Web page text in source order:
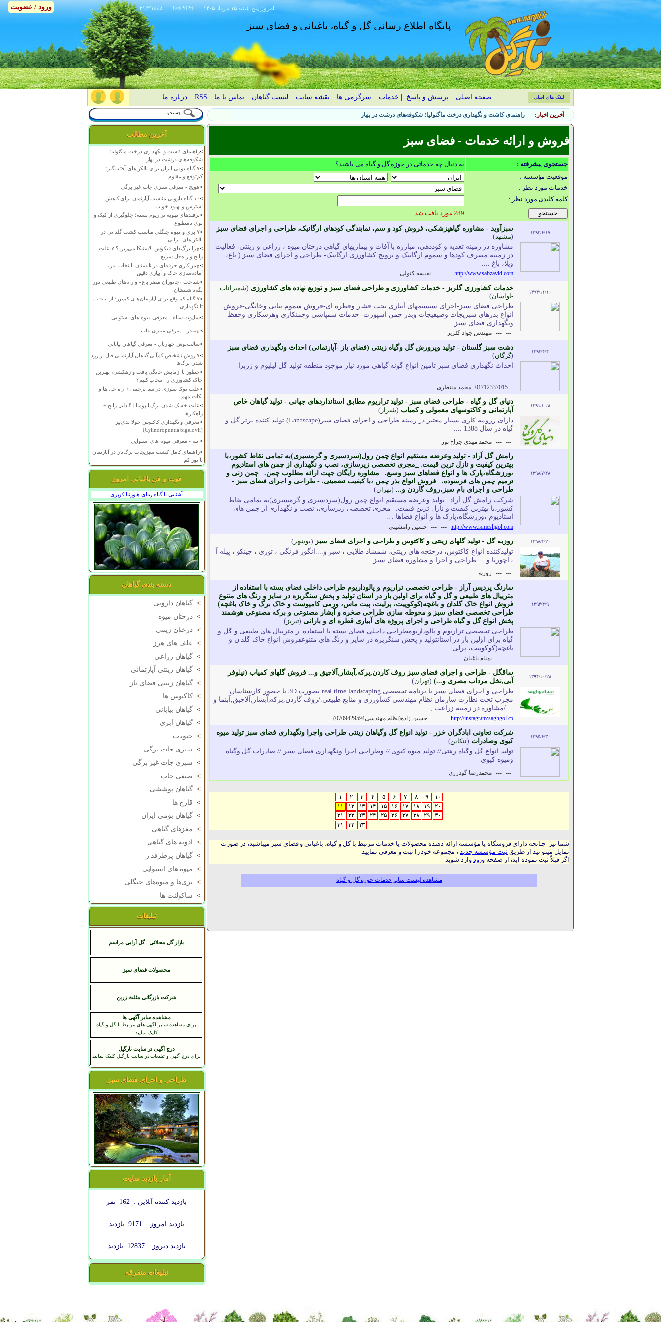
٢١/٢/١٤٤٨ --- 8/6/2026 --- ۱۴۰۵ پنج شنبه ۱۵ مرداد امروز
پایگاه اطلاع رسانی گل و گیاه، باغبانی و فضای سبز
صفحه اصلی پرسش و پاسخ خدمات سرگرمی ها نقشه سایت لیست گیاهان |تماس با ما RSS
|درباره ما لینک های اصلی
آخرین اخبار: راهنمای کاشت و نگهداری درخت ماگنولیا؛ شکوفه‌های درشت در بهار
آخرین مطالب
>راهنمای کاشت و نگهداری درخت ماگنولیا؛
شکوفه‌های درشت در بهار
>
۷ گیاه بومی ایران برای بالکن‌های آفتاب‌گیر؛
کم‌توقع و مقاوم
>هویج - معرفی سبزی جات غیر برگی
>
۱۰ گیاه دارویی مناسب آپارتمان برای کاهش
استرس و بهبود خواب
>ترفندهای تهویه تراریوم بسته؛ جلوگیری از کپک و
بوی نامطبوع
>
۷ بری و میوه جنگلی مناسب کشت گلدانی در
بالکن‌های ایرانی
>
چرا برگ‌های فیکوس الاستیکا می‌ریزد؟ ۷ علت
رایج و راه‌حل سریع
>چمن‌کاری حرفه‌ای در تابستان: انتخاب بذر،
آماده‌سازی خاک و آبیاری دقیق
>شناخت «جانوران مضر باغ» و راه‌های طبیعی دور
نگه‌داشتنشان
>
۷ گیاه کم‌توقع برای آپارتمان‌های کم‌نور؛ از انتخاب
تا نگهداری
>ساپوت سیاه - معرفی میوه های استوایی
>چغندر - معرفی سبزی جات
>سالت‌بوش چهاربال - معرفی گیاهان بیابانی
>
۷ روش تشخیص کم‌آبی گیاهان آپارتمانی قبل از زرد
شدن برگ‌ها
>چطور با آزمایش خانگی بافت و زهکشی، بهترین
خاک کشاورزی را انتخاب کنیم؟
>علت نوک سوزی دراسنا پرچمی + راه حل ها و
نکات مهم
>
علت خشک شدن برگ ایپومیا | 8 دلیل رایج +
راهکارها
>معرفی و نگهداری کاکتوس چولا تدی‌بیر
(Cylindropuntia bigelovii)
>انبه - معرفی میوه های استوایی
>راهنمای کامل کشت سبزیجات برگ‌دار در آپارتمان
با نور کم
فوت و فن باغبانی امروز
آشنایی با گیاه زیبای هاورتیا کوپری
دسته بندی گیاهان
> گیاهان دارویی
> درختان میوه
> درختان زینتی
> علف های هرز
> گیاهان زراعی
> گیاهان زینتی آپارتمانی
> گیاهان زینتی فضای باز
> کاکتوس ها
> گیاهان بیابانی
> گیاهان آبزی
> حبوبات
> سبزی جات برگی
> سبزی جات غیر برگی
> صیفی جات
> گیاهان پوششی
> قارچ ها
> گیاهان بومی ایران
> مغزهای گیاهی
>
ادویه های گیاهی
> گیاهان پرطرفدار
> میوه های استوایی
> بری‌ها و میوه‌های جنگلی
> ساکولنت ها
تبلیغات
بازار گل محلاتی - گل آرایی مراسم
محصولات فضای سبز
شرکت بازرگانی مثلث زرین
مشاهده سایر آگهی ها
برای مشاهده سایر آگهی های مرتبط با گل و گیاه
کلیک نمایید
درج آگهی در سایت نارگیل
برای درج آگهی و تبلیغات در سایت نارگیل کلیک نمایید
طراحی و اجرای فضای سبز
آمار بازدید سایت
بازدید کننده آنلاین : 162 نفر
بازدید امروز : 9171 بازدید
بازدید دیروز : 12837 بازدید
تبلیغات متفرقه
فروش و ارائه خدمات - فضای سبز
جستجوی پیشرفته :
به دنبال چه خدماتی در حوزه گل و گیاه می باشید؟
موقعیت مؤسسه :
خدمات مورد نظر :
کلمه کلیدی مورد نظر :
289 مورد یافت شد
۱۳۹۳/۶/۱۷
سبزآوید - مشاوره گیاهپزشکی، فروش کود و سم، نمایندگی کودهای ارگانیک، طراحی و اجرای فضای سبز
(مشهد)
مشاوره در زمینه تغذیه و کوددهی، مبارزه با آفات و بیماریهای گیاهی درختان میوه ، زراعی و زینتی- فعالیت
در زمینه مصرف کودها و سموم ارگانیک و ترویج کشاورزی ارگانیک- طراحی و اجرای فضای سبز ( باغ،
ویلا، باغ ....
http://www.sabzavid.com
---
--- نفیسه کتولی
۱۳۹۳/۱۱/۱۰
خدمات کشاورزی گلریز - خدمات کشاورزی و طراحی فضای سبز و توزیع نهاده های کشاورزی (شمیرانات
-لواسان)
طراحی فضای سبز-اجرای سیستمهای آبیاری تحت فشار وقطره ای-فروش سموم نباتی وخانگی-فروش
انواع بذرهای سبزیجات وصیفیجات وبذر چمن اسپورت- خدمات سمپاشی وچمنکاری وهرسکاری وحفظ
ونگهداری فضای سبز
---
--- مهندس جواد گلریز
۱۳۹۲/۴/۴
دشت سبز گلستان - تولید وپرورش گل وگیاه زینتی (فضای باز -آپارتمانی) احداث ونگهداری فضای سبز
(گرگان)
احداث نگهداری فضای سبز تامین انواع گونه گیاهی مورد نیاز موجود منطقه تولید گل لیلیوم و ژربرا
01712337015 محمد منتظری
۱۳۹۱/۱۰/۸
دنیای گل و گیاه - طراحی فضای سبز - تولید تراریوم مطابق استانداردهای جهانی - تولید گیاهان خاص
آپارتمانی و کاکتوسهای معمولی و کمیاب (شیراز )
دارای رزومه کاری بسیار معتبر در زمینه طراحی و اجرای فضای سبز(Landscape) تولید کننده برتر گل و
گیاه در سال 1388 ....
---
--- محمد مهدی جراح پور
۱۳۹۸/۷/۲۸
رامش گل آراد - تولید وعرضه مستقیم انواع چمن رول(سردسیری و گرمسیری)به تمامی نقاط کشور،با
بهترین کیفیت و نازل ترین قیمت. _مجری تخصصی زیرسازی، نصب و نگهداری از چمن های استادیوم
،ورزشگاه،پارک ها و انواع فضاهای سبز وسیع. _مشاوره رایگان جهت ارائه مطلوب چمن. _چمن زنی و
ترمیم چمن های فرسوده. _فروش انواع بذر چمن ،با کیفیت تضمینی. - طراحی و اجرای فضای سبز -
طراحی و اجرای بام سبز،روف گاردن و... (تهران)
شرکت رامش گل آراد _تولید وعرضه مستقیم انواع چمن رول(سردسیری و گرمسیری)به تمامی نقاط
کشور،با بهترین کیفیت و نازل ترین قیمت. _مجری تخصصی زیرسازی، نصب و نگهداری از چمن های
استادیوم ،ورزشگاه،پارک ها و انواع فضاها ....
http://www.rameshgol.com
---
--- حسین رامشینی
۱۳۹۸/۴/۲۰ روزبه گل - تولید گلهای زینتی و کاکتوس و طراحی و اجرای فضای سبز (نوشهر )
تولیدکننده انواع کاکتوس، درختچه های زینتی، شمشاد طلایی ، سبز و....انگور فرنگی ، توری ، جینکو ، پیله آ
، اچوریا و.... طراحی و اجرا و مشاوره فضای سبز
---
--- روزبه
۱۳۹۴/۴/۹
سارنگ پردیس آراز - طراحی تخصصی تراریوم و پالوداریوم طراحی داخلی فضای بسته با استفاده از
مترییال های طبیعی و گل و گیاه برای اولین بار در استان تولید و پخش سنگریزه در سایز و رنگ های متنوع
فروش انواع خاک گلدان و باغچه(کوکوپیت، پرلیت، پیت ماس، ورمی کامپوست و خاک برگ و خاک باغچه)
طراحی تخصصی فضای سبز و محوطه سازی طراحی صخره و آبشار مصنوعی و برکه مصنوعی هوشمند
پخش انواع گل و گیاه طراحی و اجرای پروژه های آبیاری قطره ای و بارانی (تبریز )
طراحی تخصصی تراریوم و پالوداریومطراحی داخلی فضای بسته با استفاده از مترییال های طبیعی و گل و
گیاه برای اولین بار در استانتولید و پخش سنگریزه در سایز و رنگ های متنوعفروش انواع خاک گلدان و
باغچه(کوکوپیت، پرلی ....
---
--- بهنام باغبان
۱۳۹۴/۱۰/۲۸
ساقگل - طراحی و اجرای فضای سبز روف کاردن,برکه,آبشار,آلاچیق و... فروش گلهای کمیاب (نیلوفر
آبی,نخل مرداب مصری و...) (تهران)
طراحی و اجرای فضای سبز با برنامه تخصصی real time landscaping بصورت 3D با حضور کارشناسان
مجرب تحت نظارت سازمان نظام مهندسی کشاورزی و منابع طبیعی./روف گاردن,برکه,آبشار,آلاچیق,آبنما و
... /مشاوره در زمینه زراعت , ....
http://instagram:saghgol.co
---
--- حسین زاده(نظام مهندسی0709429594)
۱۳۹۵/۶/۳۰
شرکت تعاونی ابادگران خزر - تولید انواع گل وگیاهان زینتی طراحی واجرا ونگهداری فضای سبز تولید میوه
کیوی وصادرات (تنکابن)
تولید انواع گل وگیاه زینتی// تولید میوه کیوی // وطراحی اجرا ونگهداری فضای سبز // صادرات گل وگیاه
ومیوه کیوی
---
--- محمدرضا گودرزی
۱ ۲ ۳ ۴ ۵ ۶ ۷ ۸ ۹
۱۰
۱۱
۱۲ ۱۳ ۱۴ ۱۵ ۱۶ ۱۷ ۱۸ ۱۹
۲۰
۲۱
۲۲ ۲۳ ۲۴ ۲۵ ۲۶ ۲۷ ۲۸ ۲۹
۳۰
۳۱
۳۲ ۳۳
شما نیز چنانچه دارای فروشگاه یا مؤسسه ارائه دهنده محصولات یا خدمات مرتبط با گل و گیاه، باغبانی و فضای سبز میباشید، در صورت
تمایل میتوانید از طریق ثبت مؤسسه جدید ، مجموعه خود را ثبت و معرفی نمایید.
اگر قبلاً ثبت نموده اید، از صفحه ورود وارد شوید
مشاهده لیست سایر خدمات حوزه گل و گیاه
ورود / عضویت